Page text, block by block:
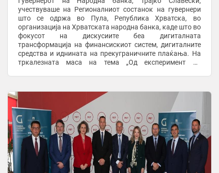
учествуваше на Регионалниот состанок на гувернери
што се одржа во Пула, Република Хрватска, во
организација на Хрватската народна банка, каде што во
фокусот на дискусиите беа дигиталната
трансформација на финансискиот систем, дигиталните
средства и иднината на прекуграничните плаќања. На
тркалезната маса на тема „Од експеримент до